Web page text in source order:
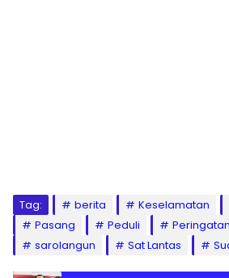
Tag: berita Keselamatan
Pasang
Peduli Peringatan
sarolangun
Sat Lantas